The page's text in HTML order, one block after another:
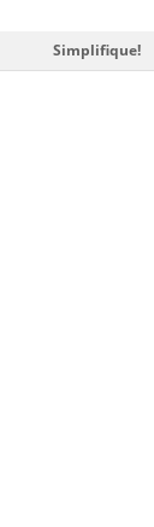
Simplifique!